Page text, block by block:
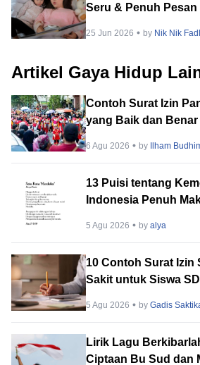
Seru & Penuh Pesan
25 Jun 2026 by Nik Nik
Artikel Gaya Hidup
Contoh Surat Izin
yang Baik dan Benar
6 Agu 2026 by Ilham
13 Puisi tentang
Indonesia Penuh
5 Agu 2026 byalya
10 Contoh Surat Izin
Sakit untuk Siswa
5 Agu 2026 byGadis
Lirik Lagu
Ciptaan Bu Sud dan